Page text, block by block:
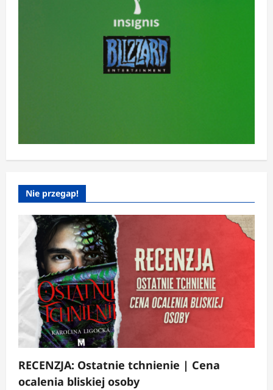
Nie przegap!
RECENZJA: Ostatnie tchnienie | Cena
ocalenia bliskiej osoby